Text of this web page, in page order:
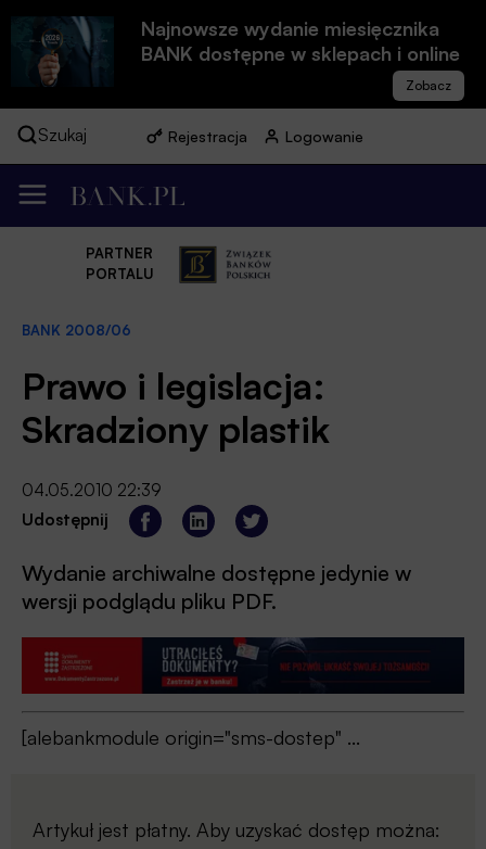
Najnowsze wydanie miesięcznika
BANK dostępne w sklepach i online
Szukaj Rejestracja Logowanie
PARTNER
PORTALU
BANK 2008/06
Prawo i legislacja:
Skradziony plastik
04.05.2010 22:39
Udostępnij
Wydanie archiwalne dostępne jedynie w
wersji podglądu pliku PDF.
[alebankmodule origin="sms-dostep" ...
Artykuł jest płatny. Aby uzyskać dostęp można: